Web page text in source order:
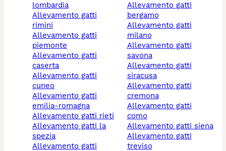
lombardia
allevamento gatti
rimini
allevamento gatti
piemonte
allevamento gatti
caserta
allevamento gatti
cuneo
allevamento gatti
emilia-romagna
allevamento gatti rieti
allevamento gatti la
spezia
allevamento gatti
allevamento gatti
bergamo
allevamento gatti
milano
allevamento gatti
savona
allevamento gatti
siracusa
allevamento gatti
cremona
allevamento gatti
como
allevamento gatti siena
allevamento gatti
treviso